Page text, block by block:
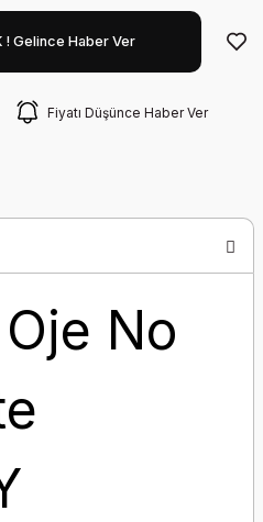
! Gelince Haber Ver
Fiyatı Düşünce Haber Ver
No